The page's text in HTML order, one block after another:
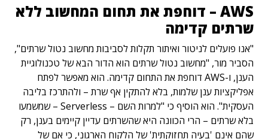
AWS – דוחפת את תחום המחשוב ללא
שרתים קדימה
"אנו פועלים לניטור ואיתור תקלות לסביבות מחשוב נטול שרתים",
הסביר מור, "מחשוב נטול שרתים הוא הדור הבא של טכנולוגיית
הענן, ו-AWS דוחפת את התחום קדימה. הוא מאפשר לפתח
אפליקציות ענן שלמות, בלא להתקין אף שרת – ולהתרכז בליבה
העסקית". הוא הוסיף כי "למרות השם – Serverless – שמשמעו
בלא שרתים – הרי הכוונה היא שהשרתים עדיין קיימים בענן, רק
שהם אינם 'בעיה תחזוקתית' של הלקוח הארגוני, כי אם של